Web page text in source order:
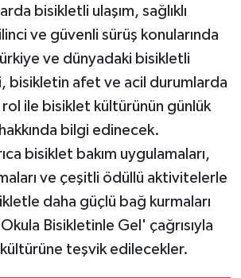
bisikletli ulaşım, sağlıklı
ve güvenli sürüş konularında
ve dünyadaki bisikletli
bisikletin afet ve acil durumlarda
ile bisiklet kültürünün günlük
bilgi edinecek.
bisiklet bakım uygulamaları,
ve çeşitli ödüllü aktivitelerle
daha güçlü bağ kurmaları
Bisikletinle Gel' çağrısıyla
teşvik edilecekler.